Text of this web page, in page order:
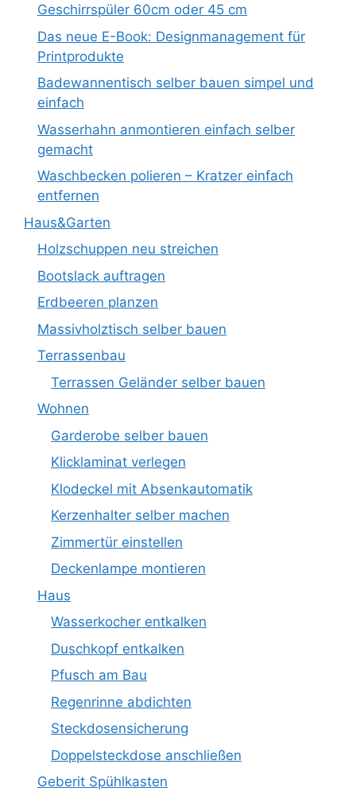
Geschirrspüler 60cm oder 45 cm
Das neue E-Book: Designmanagement für
Printprodukte
Badewannentisch selber bauen simpel und
einfach
Wasserhahn anmontieren einfach selber
gemacht
Waschbecken polieren – Kratzer einfach
entfernen
Haus&Garten
Holzschuppen neu streichen
Bootslack auftragen
Erdbeeren planzen
Massivholztisch selber bauen
Terrassenbau
Terrassen Geländer selber bauen
Wohnen
Garderobe selber bauen
Klicklaminat verlegen
Klodeckel mit Absenkautomatik
Kerzenhalter selber machen
Zimmertür einstellen
Deckenlampe montieren
Haus
Wasserkocher entkalken
Duschkopf entkalken
Pfusch am Bau
Regenrinne abdichten
Steckdosensicherung
Doppelsteckdose anschließen
Geberit Spühlkasten